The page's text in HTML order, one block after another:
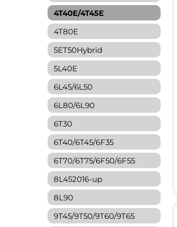
4T40E/4T45E
4T80E
5ET50Hybrid
5L40E
6L45/6L50
6L80/6L90
6T30
6T40/6T45/6F35
6T70/6T75/6F50/6F55
8L452016-up
8L90
9T45/9T50/9T60/9T65